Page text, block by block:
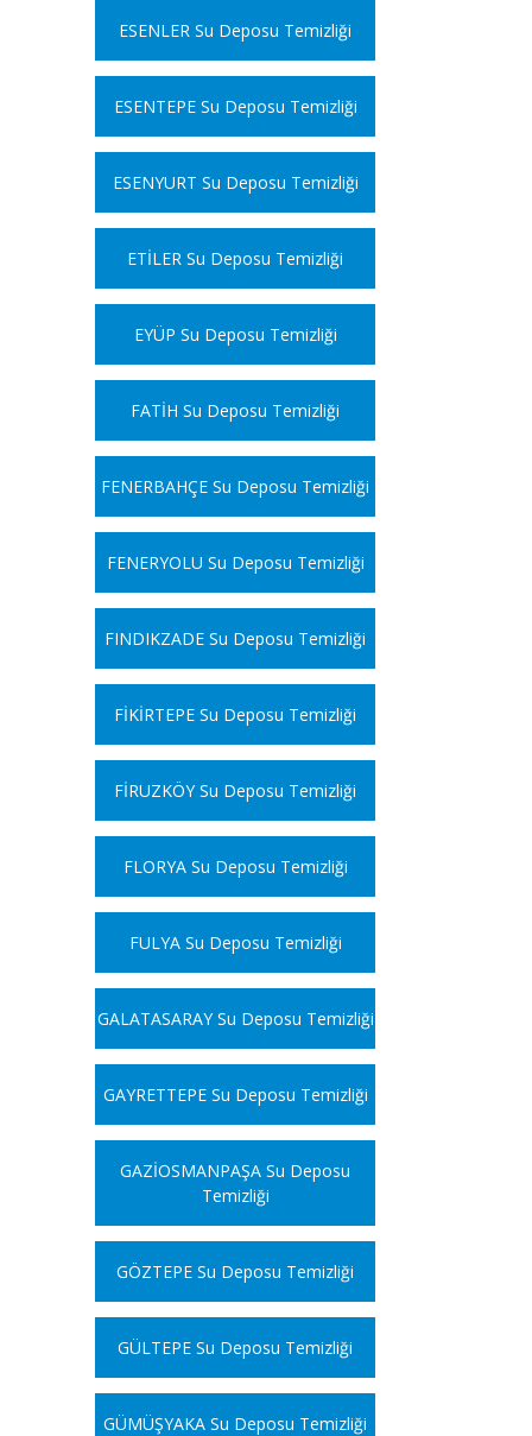
ESENLER Su Deposu Temizliği
ESENTEPE Su Deposu Temizliği
ESENYURT Su Deposu Temizliği
ETİLER Su Deposu Temizliği
EYÜP Su Deposu Temizliği
FATİH Su Deposu Temizliği
FENERBAHÇE Su Deposu Temizliği
FENERYOLU Su Deposu Temizliği
FINDIKZADE Su Deposu Temizliği
FİKİRTEPE Su Deposu Temizliği
FİRUZKÖY Su Deposu Temizliği
FLORYA Su Deposu Temizliği
FULYA Su Deposu Temizliği
GALATASARAY Su Deposu Temizliği
GAYRETTEPE Su Deposu Temizliği
GAZİOSMANPAŞA Su Deposu
Temizliği
GÖZTEPE Su Deposu Temizliği
GÜLTEPE Su Deposu Temizliği
GÜMÜŞYAKA Su Deposu Temizliği